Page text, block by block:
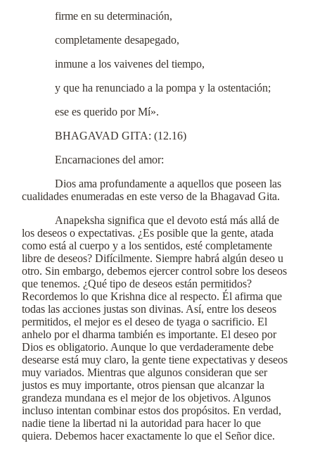
firme en su determinación,
completamente desapegado,
inmune a los vaivenes del tiempo,
y que ha renunciado a la pompa y la ostentación;
ese es querido por Mí».
BHAGAVAD GITA: (12.16)
Encarnaciones del amor:
Dios ama profundamente a aquellos que poseen las
cualidades enumeradas en este verso de la Bhagavad Gita.
Anapeksha significa que el devoto está más allá de
los deseos o expectativas. ¿Es posible que la gente, atada
como está al cuerpo y a los sentidos, esté completamente
libre de deseos? Difícilmente. Siempre habrá algún deseo u
otro. Sin embargo, debemos ejercer control sobre los deseos
que tenemos. ¿Qué tipo de deseos están permitidos?
Recordemos lo que Krishna dice al respecto. Él afirma que
todas las acciones justas son divinas. Así, entre los deseos
permitidos, el mejor es el deseo de tyaga o sacrificio. El
anhelo por el dharma también es importante. El deseo por
Dios es obligatorio. Aunque lo que verdaderamente debe
desearse está muy claro, la gente tiene expectativas y deseos
muy variados. Mientras que algunos consideran que ser
justos es muy importante, otros piensan que alcanzar la
grandeza mundana es el mejor de los objetivos. Algunos
incluso intentan combinar estos dos propósitos. En verdad,
nadie tiene la libertad ni la autoridad para hacer lo que
quiera. Debemos hacer exactamente lo que el Señor dice.